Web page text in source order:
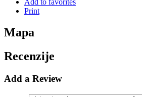
Add to favorites
Print
Mapa
Recenzije
Add a Review